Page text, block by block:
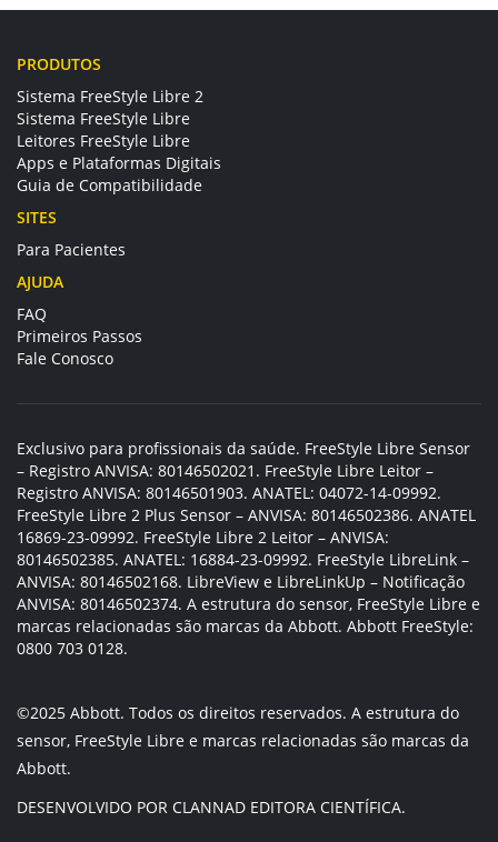
PRODUTOS
Sistema FreeStyle Libre 2
Sistema FreeStyle Libre
Leitores FreeStyle Libre
Apps e Plataformas Digitais
Guia de Compatibilidade
SITES
Para Pacientes
AJUDA
FAQ
Primeiros Passos
Fale Conosco
Exclusivo para profissionais da saúde. FreeStyle Libre Sensor
– Registro ANVISA: 80146502021. FreeStyle Libre Leitor –
Registro ANVISA: 80146501903. ANATEL: 04072-14-09992.
FreeStyle Libre 2 Plus Sensor – ANVISA: 80146502386. ANATEL
16869-23-09992. FreeStyle Libre 2 Leitor – ANVISA:
80146502385. ANATEL: 16884-23-09992. FreeStyle LibreLink –
ANVISA: 80146502168. LibreView e LibreLinkUp – Notificação
ANVISA: 80146502374. A estrutura do sensor, FreeStyle Libre e
marcas relacionadas são marcas da Abbott. Abbott FreeStyle:
0800 703 0128.
©2025 Abbott. Todos os direitos reservados. A estrutura do
sensor, FreeStyle Libre e marcas relacionadas são marcas da
Abbott.
DESENVOLVIDO POR CLANNAD EDITORA CIENTÍFICA.